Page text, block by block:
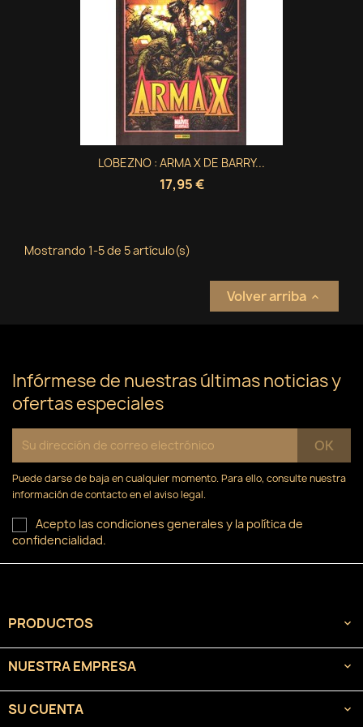
LOBEZNO : ARMA X DE BARRY...
17,95 €
Mostrando 1-5 de 5 artículo(s)
Volver arriba 
Infórmese de nuestras últimas noticias y
ofertas especiales
Puede darse de baja en cualquier momento. Para ello, consulte nuestra
información de contacto en el aviso legal.
Acepto las condiciones generales y la política de
confidencialidad.
PRODUCTOS 
NUESTRA EMPRESA 
SU CUENTA 